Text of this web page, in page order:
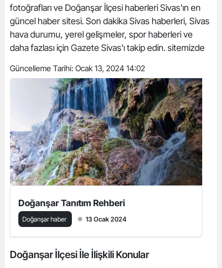
fotoğrafları ve Doğanşar İlçesi haberleri Sivas'ın en
güncel haber sitesi. Son dakika Sivas haberleri, Sivas
hava durumu, yerel gelişmeler, spor haberleri ve
daha fazlası için Gazete Sivas'ı takip edin. sitemizde
Güncelleme Tarihi: Ocak 13, 2024 14:02
Doğanşar Tanıtım Rehberi
Doğanşar haber 13 Ocak 2024
Doğanşar İlçesi İle İlişkili Konular